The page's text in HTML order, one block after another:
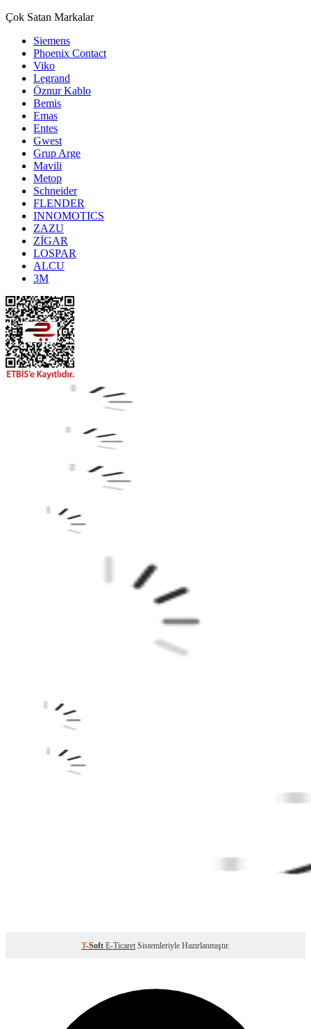
Çok Satan Markalar
Siemens
Phoenix Contact
Viko
Legrand
Öznur Kablo
Bemis
Emas
Entes
Gwest
Grup Arge
Mavili
Metop
Schneider
FLENDER
INNOMOTICS
ZAZU
ZİGAR
LOSPAR
ALCU
3M
T-Soft E-Ticaret Sistemleriyle Hazırlanmıştır.